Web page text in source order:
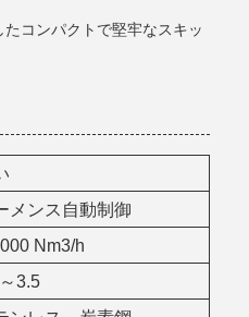
コンパクトで堅牢なスキッ
メンス自動制御
Nm3/h
3.5